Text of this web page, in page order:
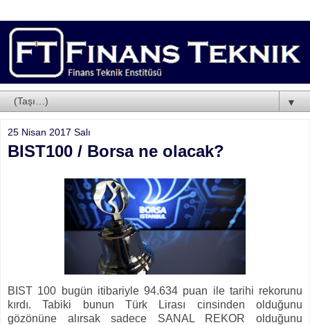
▼
25 Nisan 2017 Salı
BIST100 / Borsa ne olacak?
BIST 100 bugün itibariyle 94.634 puan ile tarihi rekorunu
kırdı. Tabiki bunun Türk Lirası cinsinden olduğunu
gözönüne alırsak sadece SANAL REKOR olduğunu